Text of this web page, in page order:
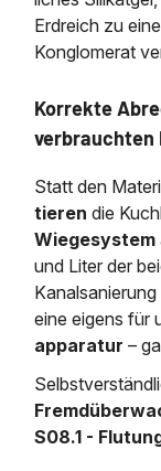
Erdreich zu
Konglomerat
Korrekte
verbrauchten
Statt den
tieren die
Wiegesystem
und Liter der
eine eigens für
apparatur –
S08.1 -